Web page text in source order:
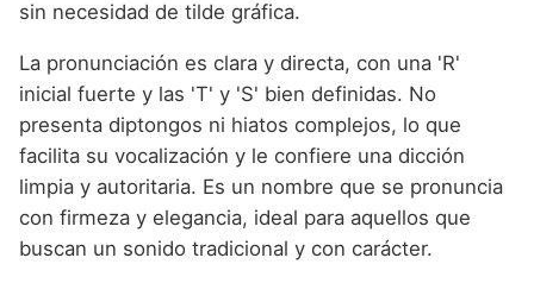
sin necesidad de tilde gráfica.
La pronunciación es clara y directa, con una 'R'
inicial fuerte y las 'T' y 'S' bien definidas. No
presenta diptongos ni hiatos complejos, lo que
facilita su vocalización y le confiere una dicción
limpia y autoritaria. Es un nombre que se pronuncia
con firmeza y elegancia, ideal para aquellos que
buscan un sonido tradicional y con carácter.